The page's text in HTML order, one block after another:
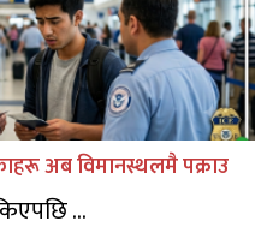
अब विमानस्थलमै पक्राउ
...